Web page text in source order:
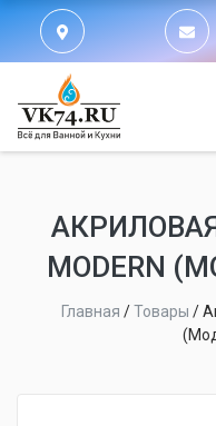
MODERN
Главная /Товары /